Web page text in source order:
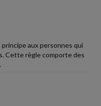
aux personnes qui
Cette règle comporte des